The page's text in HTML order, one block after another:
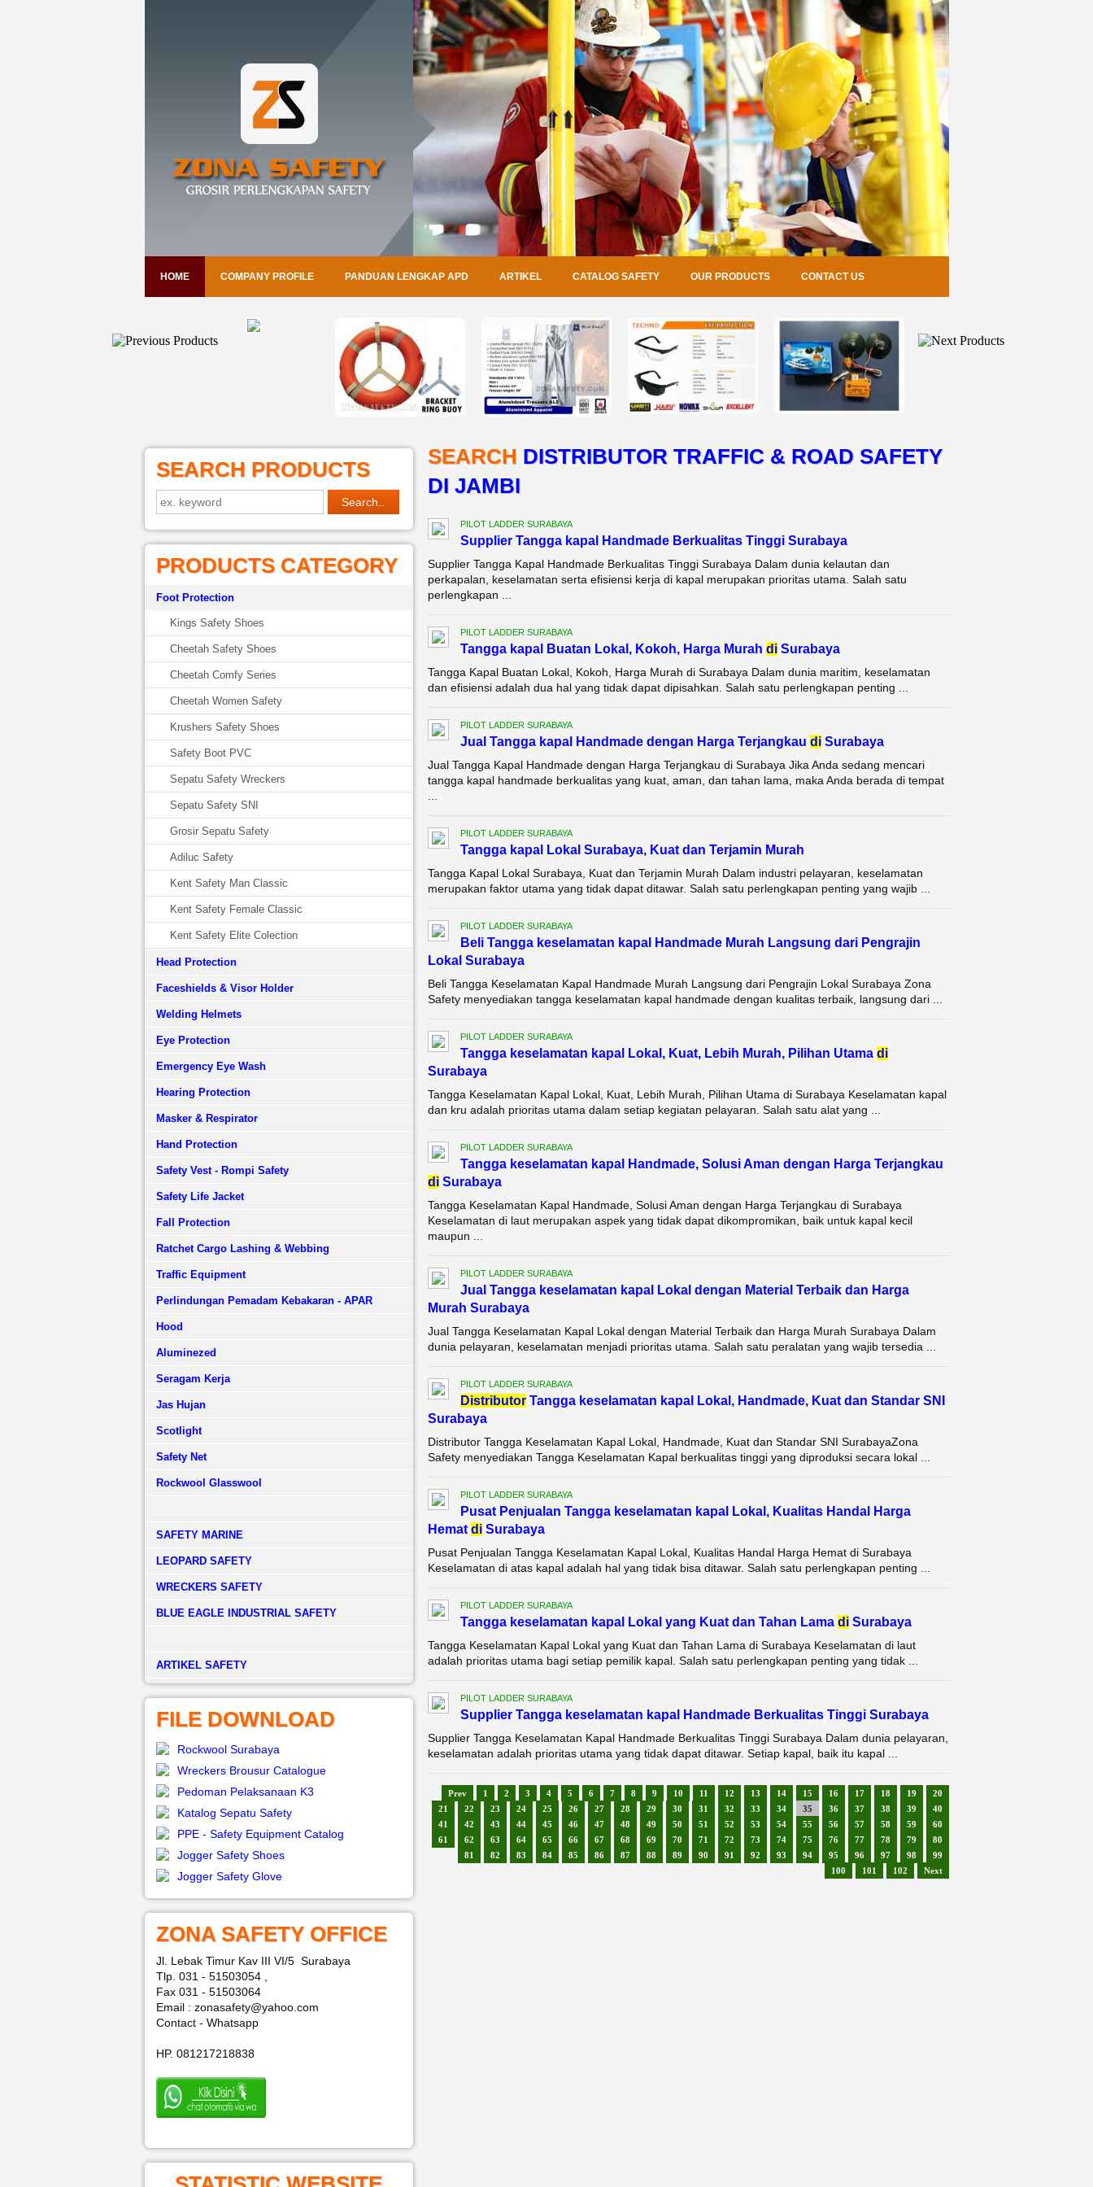
HOME COMPANY PROFILE PANDUAN LENGKAP APD ARTIKEL CATALOG SAFETY OUR PRODUCTS CONTACT US
SEARCH PRODUCTS
PRODUCTS CATEGORY
Foot Protection
Kings Safety Shoes
Cheetah Safety Shoes
Cheetah Comfy Series
Cheetah Women Safety
Krushers Safety Shoes
Safety Boot PVC
Sepatu Safety Wreckers
Sepatu Safety SNI
Grosir Sepatu Safety
Adiluc Safety
Kent Safety Man Classic
Kent Safety Female Classic
Kent Safety Elite Colection
Head Protection
Faceshields & Visor Holder
Welding Helmets
Eye Protection
Emergency Eye Wash
Hearing Protection
Masker & Respirator
Hand Protection
Safety Vest - Rompi Safety
Safety Life Jacket
Fall Protection
Ratchet Cargo Lashing & Webbing
Traffic Equipment
Perlindungan Pemadam Kebakaran - APAR
Hood
Aluminezed
Seragam Kerja
Jas Hujan
Scotlight
Safety Net
Rockwool Glasswool
SAFETY MARINE
LEOPARD SAFETY
WRECKERS SAFETY
BLUE EAGLE INDUSTRIAL SAFETY
­ARTIKEL SAFETY
FILE DOWNLOAD
Rockwool Surabaya
Wreckers Brousur Catalogue
Pedoman Pelaksanaan K3
Katalog Sepatu Safety
PPE - Safety Equipment Catalog
Jogger Safety Shoes
Jogger Safety Glove
ZONA SAFETY OFFICE
Jl. Lebak Timur Kav III VI/5 Surabaya
Tlp. 031 - 51503054 ,
Fax 031 - 51503064
Email : zonasafety@yahoo.com
Contact - Whatsapp
HP. 081217218838
SEARCH DISTRIBUTOR TRAFFIC & ROAD SAFETY
DI JAMBI
PILOT LADDER SURABAYA
Supplier Tangga kapal Handmade Berkualitas Tinggi Surabaya
Supplier Tangga Kapal Handmade Berkualitas Tinggi Surabaya Dalam dunia kelautan dan
perkapalan, keselamatan serta efisiensi kerja di kapal merupakan prioritas utama. Salah satu
perlengkapan ...
PILOT LADDER SURABAYA
Tangga kapal Buatan Lokal, Kokoh, Harga Murah diSurabaya
Tangga Kapal Buatan Lokal, Kokoh, Harga Murah di Surabaya Dalam dunia maritim, keselamatan
dan efisiensi adalah dua hal yang tidak dapat dipisahkan. Salah satu perlengkapan penting ...
PILOT LADDER SURABAYA
Jual Tangga kapal Handmade dengan Harga Terjangkau diSurabaya
Jual Tangga Kapal Handmade dengan Harga Terjangkau di Surabaya Jika Anda sedang mencari
tangga kapal handmade berkualitas yang kuat, aman, dan tahan lama, maka Anda berada di tempat
PILOT LADDER SURABAYA
Tangga kapal Lokal Surabaya, Kuat dan Terjamin Murah
Tangga Kapal Lokal Surabaya, Kuat dan Terjamin Murah Dalam industri pelayaran, keselamatan
merupakan faktor utama yang tidak dapat ditawar. Salah satu perlengkapan penting yang wajib ...
PILOT LADDER SURABAYA
Beli Tangga keselamatan kapal Handmade Murah Langsung dari Pengrajin
Lokal Surabaya
Beli Tangga Keselamatan Kapal Handmade Murah Langsung dari Pengrajin Lokal Surabaya Zona
Safety menyediakan tangga keselamatan kapal handmade dengan kualitas terbaik, langsung dari ...
PILOT LADDER SURABAYA
Tangga keselamatan kapal Lokal, Kuat, Lebih Murah, Pilihan Utama di
Surabaya
Tangga Keselamatan Kapal Lokal, Kuat, Lebih Murah, Pilihan Utama di Surabaya Keselamatan kapal
dan kru adalah prioritas utama dalam setiap kegiatan pelayaran. Salah satu alat yang ...
PILOT LADDER SURABAYA
Tangga keselamatan kapal Handmade, Solusi Aman dengan Harga Terjangkau
diSurabaya
Tangga Keselamatan Kapal Handmade, Solusi Aman dengan Harga Terjangkau di Surabaya
Keselamatan di laut merupakan aspek yang tidak dapat dikompromikan, baik untuk kapal kecil
maupun ...
PILOT LADDER SURABAYA
Jual Tangga keselamatan kapal Lokal dengan Material Terbaik dan Harga
Murah Surabaya
Jual Tangga Keselamatan Kapal Lokal dengan Material Terbaik dan Harga Murah Surabaya Dalam
dunia pelayaran, keselamatan menjadi prioritas utama. Salah satu peralatan yang wajib tersedia ...
PILOT LADDER SURABAYA
DistributorTangga keselamatan kapal Lokal, Handmade, Kuat dan Standar SNI
Surabaya
Distributor Tangga Keselamatan Kapal Lokal, Handmade, Kuat dan Standar SNI SurabayaZona
Safety menyediakan Tangga Keselamatan Kapal berkualitas tinggi yang diproduksi secara lokal ...
PILOT LADDER SURABAYA
Pusat Penjualan Tangga keselamatan kapal Lokal, Kualitas Handal Harga
Hemat diSurabaya
Pusat Penjualan Tangga Keselamatan Kapal Lokal, Kualitas Handal Harga Hemat di Surabaya
Keselamatan di atas kapal adalah hal yang tidak bisa ditawar. Salah satu perlengkapan penting ...
PILOT LADDER SURABAYA
Tangga keselamatan kapal Lokal yang Kuat dan Tahan Lama diSurabaya
Tangga Keselamatan Kapal Lokal yang Kuat dan Tahan Lama di Surabaya Keselamatan di laut
adalah prioritas utama bagi setiap pemilik kapal. Salah satu perlengkapan penting yang tidak ...
PILOT LADDER SURABAYA
Supplier Tangga keselamatan kapal Handmade Berkualitas Tinggi Surabaya
Supplier Tangga Keselamatan Kapal Handmade Berkualitas Tinggi Surabaya Dalam dunia pelayaran,
keselamatan adalah prioritas utama yang tidak dapat ditawar. Setiap kapal, baik itu kapal ...
Prev 1 2 3 4 5 6 7 8 9 10 11 12 13 14 15 16 17 18 19
20
21
22 23 24 25 26 27 28 29 30 31 32 33 34 35 36 37 38 39
40
41
42 43 44 45 46 47 48 49 50 51 52 53 54 55 56 57 58 59
60
61
62 63 64 65 66 67 68 69 70 71 72 73 74 75 76 77 78 79
80
81
82 83 84 85 86 87 88 89 90 91 92 93 94 95 96 97 98
99
100
101 102 Next